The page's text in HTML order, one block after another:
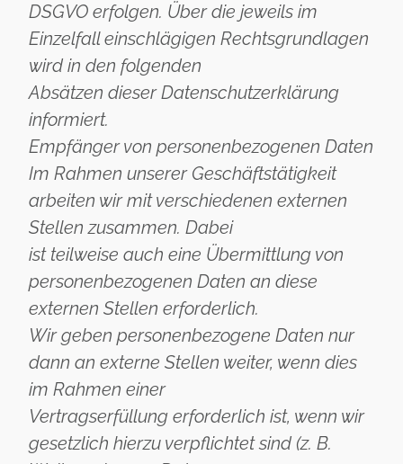
DSGVO erfolgen. Über die jeweils im
Einzelfall einschlägigen Rechtsgrundlagen
wird in den folgenden
Absätzen dieser Datenschutzerklärung
informiert.
Empfänger von personenbezogenen Daten
Im Rahmen unserer Geschäftstätigkeit
arbeiten wir mit verschiedenen externen
Stellen zusammen. Dabei
ist teilweise auch eine Übermittlung von
personenbezogenen Daten an diese
externen Stellen erforderlich.
Wir geben personenbezogene Daten nur
dann an externe Stellen weiter, wenn dies
im Rahmen einer
Vertragserfüllung erforderlich ist, wenn wir
gesetzlich hierzu verpflichtet sind (z. B.